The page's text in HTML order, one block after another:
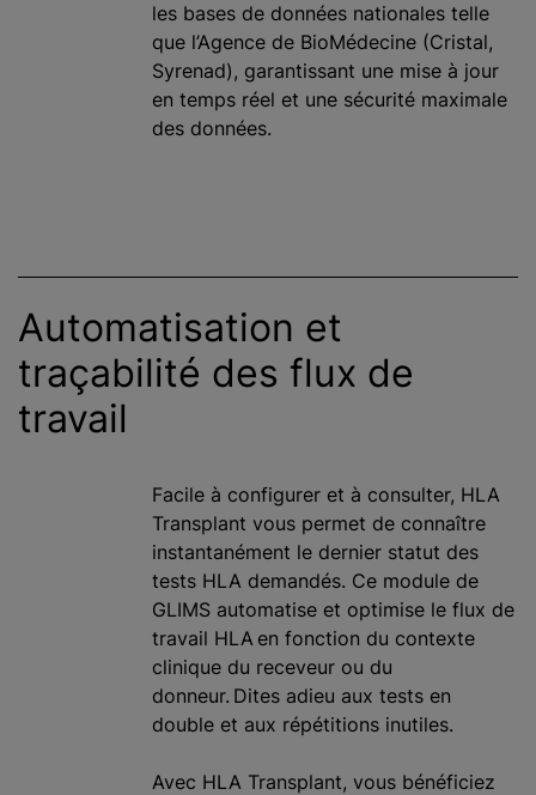
les bases de données nationales telle
que l’Agence de BioMédecine (Cristal,
Syrenad), garantissant une mise à jour
en temps réel et une sécurité maximale
des données.
Automatisation et
traçabilité des flux de
travail
Facile à configurer et à consulter, HLA
Transplant vous permet de connaître
instantanément le dernier statut des
tests HLA demandés. Ce module de
GLIMS automatise et optimise le flux de
travail HLA en fonction du contexte
clinique du receveur ou du
donneur. Dites adieu aux tests en
double et aux répétitions inutiles.
Avec HLA Transplant, vous bénéficiez